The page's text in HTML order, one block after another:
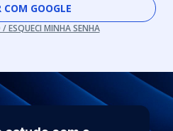
COM GOOGLE
/ ESQUECI MINHA SENHA